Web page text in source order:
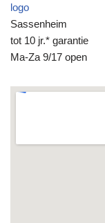
logo
Sassenheim
tot 10 jr.* garantie
Ma-Za 9/17 open